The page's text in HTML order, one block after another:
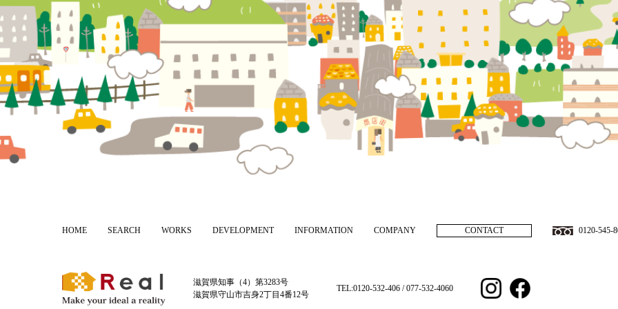
HOME SEARCH WORKS DEVELOPMENT INFORMATION COMPANY CONTACT 0120-545-
滋賀県知事（4）第3283号
滋賀県守山市吉身2丁目4番12号
TEL:0120-532-406 / 077-532-4060